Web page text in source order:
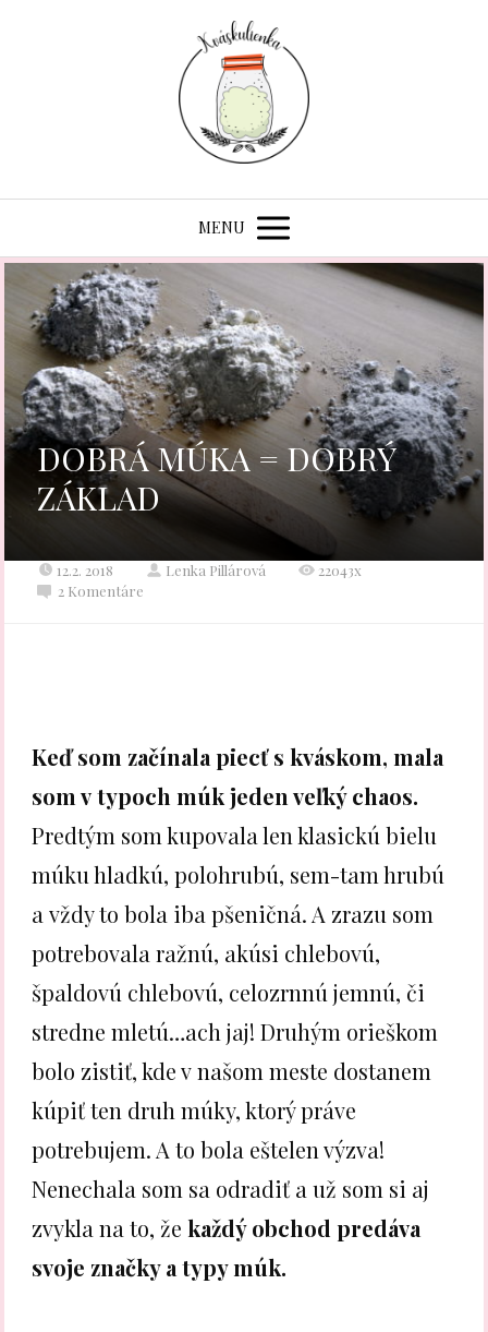
MENU
DOBRÁ MÚKA = DOBRÝ
ZÁKLAD
12.2. 2018 Lenka Pillárová
22043x
2 Komentáre
Keď som začínala piecť s kváskom, mala
som v typoch múk jeden veľký chaos.
Predtým som kupovala len klasickú bielu
múku hladkú, polohrubú, sem-tam hrubú
a vždy to bola iba pšeničná. A zrazu som
potrebovala ražnú, akúsi chlebovú,
špaldovú chlebovú, celozrnnú jemnú, či
stredne mletú…ach jaj! Druhým orieškom
bolo zistiť, kde v našom meste dostanem
kúpiť ten druh múky, ktorý práve
potrebujem. A to bola eštelen výzva!
Nenechala som sa odradiť a už som si aj
zvykla na to, žekaždý obchod predáva
svoje značky a typy múk.